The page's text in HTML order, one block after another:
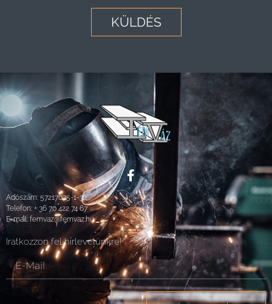
KÜLDÉS
Adószám: 57217075-1-32
Telefon: + 36 70 422 74 67
E-mail: femvaz@femvaz.hu
Iratkozzon fel hírlevelünkre!